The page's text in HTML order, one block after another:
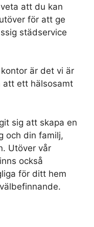
att du kan
för att ge
städservice
är det vi är
att ett hälsosamt
sig att skapa en
och din familj,
Utöver vår
också
för ditt hem